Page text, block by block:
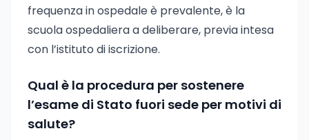
frequenza in ospedale è prevalente, è la
scuola ospedaliera a deliberare, previa intesa
con l’istituto di iscrizione.
Qual è la procedura per sostenere
l’esame di Stato fuori sede per motivi di
salute?